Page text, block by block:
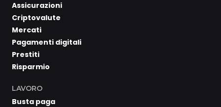
Assicurazioni
Criptovalute
Mercati
Pagamenti digitali
Prestiti
Risparmio
LAVORO
Busta paga